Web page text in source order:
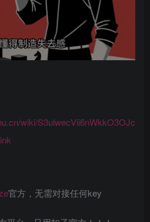
wiki/S3ulwecVii6nWkkO3OJc
官方，无需对接任何key